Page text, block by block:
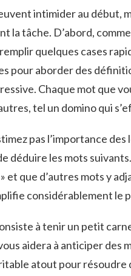
intimider au début,
la tâche. D’abord,
quelques cases
pour aborder des
Chaque mot que
tel un domino qui
pas l’importance
déduire les mots
et que d’autres mots y
considérablement le
à tenir un petit
aidera à anticiper des
atout pour résoudre